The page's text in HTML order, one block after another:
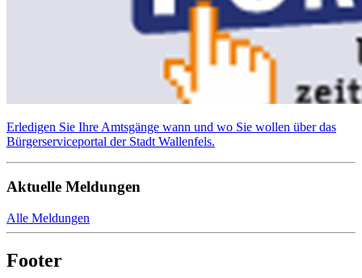
Erledigen Sie Ihre Amtsgänge wann und wo Sie wollen über das
Bürgerserviceportal der Stadt Wallenfels.
Aktuelle Meldungen
Alle Meldungen
Footer